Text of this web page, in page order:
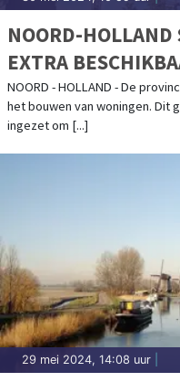
NOORD-
EXTRA
WONINGBOUW
NOORD - HOLLAND - De
het bouwen van woningen. Dit
ingezet om [...]
29 mei 2024, 14:08 uur